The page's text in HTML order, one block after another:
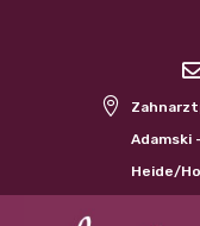

Adamski
Heide/